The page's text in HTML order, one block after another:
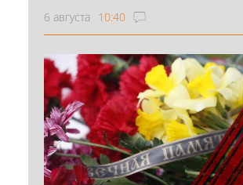
6 августа 10:40